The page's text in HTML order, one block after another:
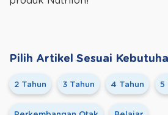
Pilih Artikel Sesuai
2 Tahun 3 Tahun 4 Tahun 5